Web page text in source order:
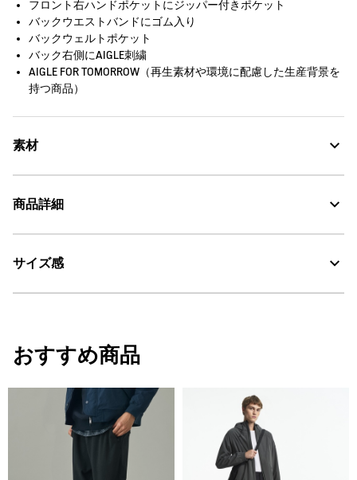
フロント右ハンドポケットにジッパー付きポケット
バックウエストバンドにゴム入り
バックウェルトポケット
バック右側にAIGLE刺繍
AIGLE FOR TOMORROW（再生素材や環境に配慮した生産背景を
持つ商品）
素材
AIGLE for tomorrow
脱水後、つり干し乾燥がよい。
アイロン仕上げ処理ができる。底面温度110℃を限度として
スチームなしでアイロン仕上げ。
ドライクリーニング処理ができない。
ウェットクリーニング処理ができる。：通常の処理
商品詳細
・色：ノワール デニム (002)
サイズ感
38
40 38 25.25
26
26.75
おすすめ商品